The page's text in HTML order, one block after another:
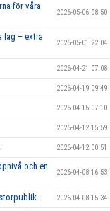
för våra
2026-05-06 08:50
lag – extra
2026-05-01 22:04
2026-04-21 07:08
2026-04-19 09:49
2026-04-15 07:10
2026-04-12 15:59
2026-04-12 00:51
och en
2026-04-08 16:53
2026-04-08 15:34